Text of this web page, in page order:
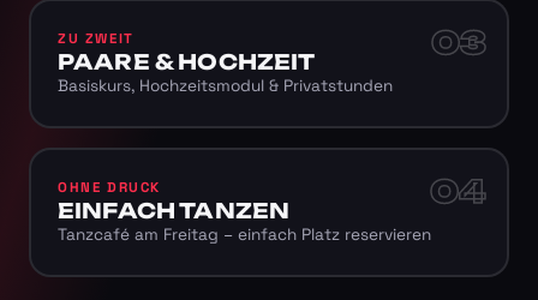
03
ZU ZWEIT
PAARE & HOCHZEIT
Basiskurs, Hochzeitsmodul & Privatstunden
04
OHNE DRUCK
EINFACH TANZEN
Tanzcafé am Freitag – einfach Platz reservieren